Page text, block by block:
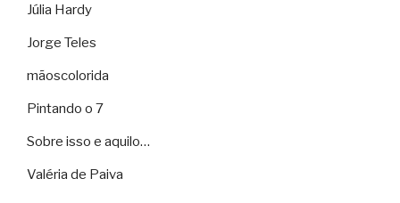
Júlia Hardy
Jorge Teles
mãoscolorida
Pintando o 7
Sobre isso e aquilo…
Valéria de Paiva